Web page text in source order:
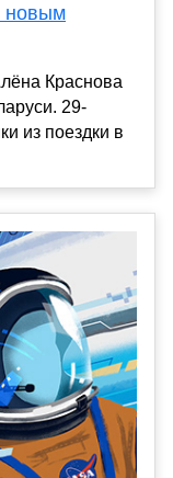
новым
Краснова
29-
из поездки в